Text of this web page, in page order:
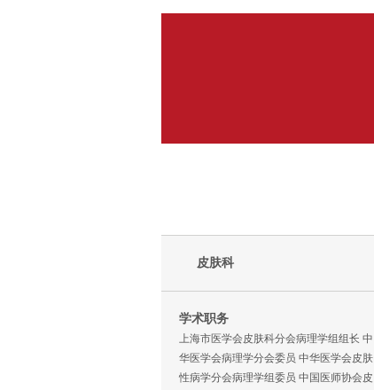
皮肤科
学术职务
上海市医学会皮肤科分会病理学组组长 中
华医学会病理学分会委员 中华医学会皮肤
性病学分会病理学组委员 中国医师协会皮